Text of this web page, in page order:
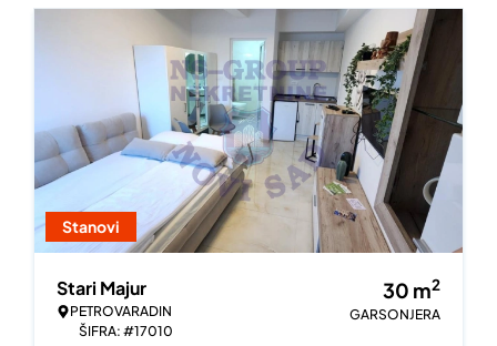
Stanovi
Stari Majur
PETROVARADIN
ŠIFRA: #17010
30 m2
GARSONJERA